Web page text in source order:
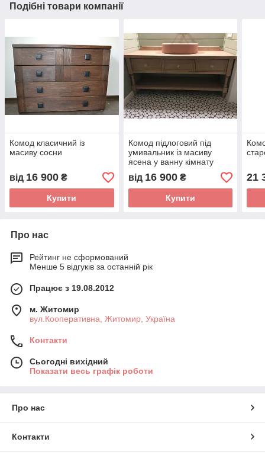
Подібні товари компанії
Комод класичний із
масиву сосни
від 16 900 ₴
Купити
Комод підлоговий під
умивальник із масиву
ясена у ванну кімнату
скандинавський стиль
від 16 900₴
Купити
21
Про нас
Рейтинг не сформований
Менше 5 відгуків за останній рік
Працює з 19.08.2012
м. Житомир
вул.Кооперативна, Житомир, Україна
Контакти
Сьогодні вихідний
Показати весь графік роботи
Про нас
Контакти